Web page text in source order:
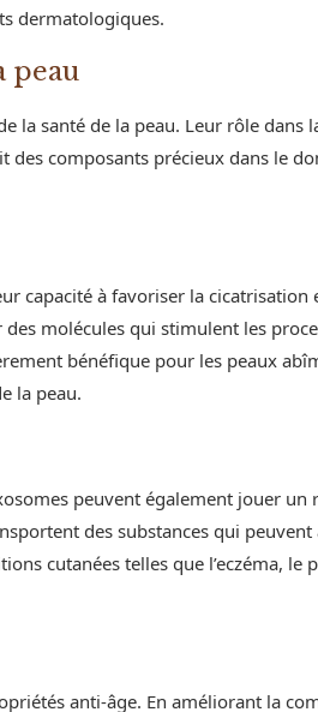
dermatologiques.
peau
la santé de la peau. Leur rôle dans
des composants précieux dans le
capacité à favoriser la
molécules qui stimulent les
bénéfique pour les peaux
la peau.
peuvent également jouer un
des substances qui
cutanées telles que l’eczéma, le
anti-âge. En améliorant la